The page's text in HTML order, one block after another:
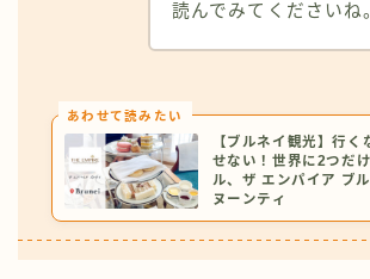
読んでみてくださいね
あわせて読みたい
【ブルネイ観光】行く
せない！世界に2つだ
ル、ザ エンパイア ブ
ヌーンティ